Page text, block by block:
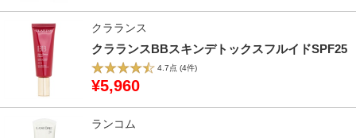
クラランス
クラランスBBスキンデトックスフルイドSPF25
4.7点 (4件)
¥5,960
ランコム